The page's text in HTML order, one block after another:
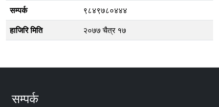
सम्पर्क
९८४९७८०४४४
हाजिरि मिति
२०७७ चैत्र १७
सम्पर्क